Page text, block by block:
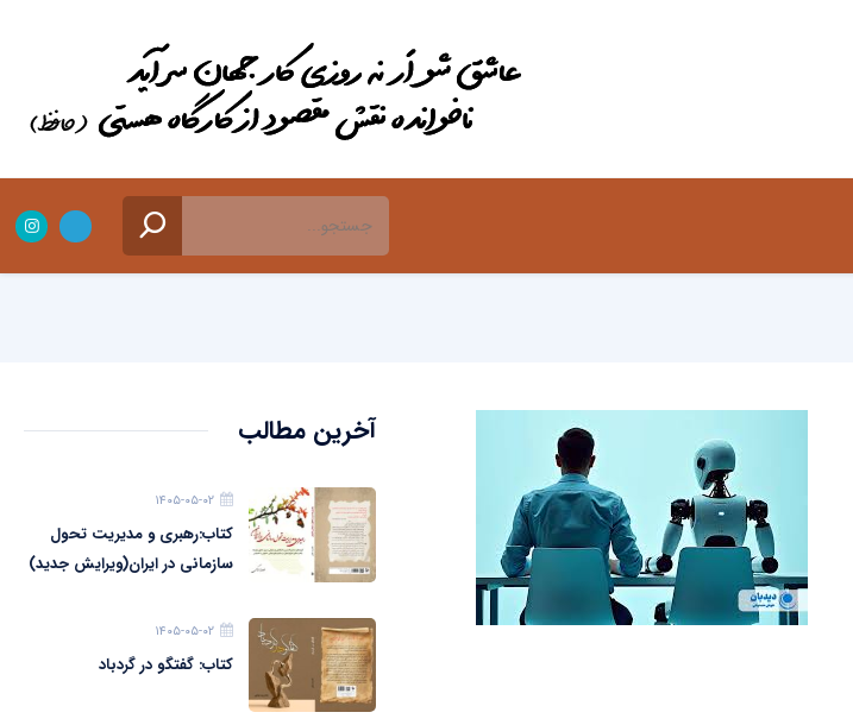
آخرین مطالب
۱۴۰۵-۰۵-۰۲
کتاب:رهبری و مدیریت تحول
سازمانی در ایران(ویرایش جدید)
۱۴۰۵-۰۵-۰۲
کتاب: گفتگو در گردباد